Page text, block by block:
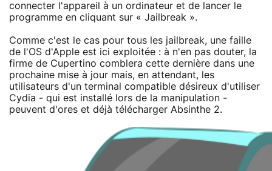
connecter l'appareil à un ordinateur et de lancer le
programme en cliquant sur « Jailbreak ».
Comme c'est le cas pour tous les jailbreak, une faille
de l'OS d'Apple est ici exploitée : à n'en pas douter, la
firme de Cupertino comblera cette dernière dans une
prochaine mise à jour mais, en attendant, les
utilisateurs d'un terminal compatible désireux d'utiliser
Cydia - qui est installé lors de la manipulation -
peuvent d'ores et déjà télécharger Absinthe 2.